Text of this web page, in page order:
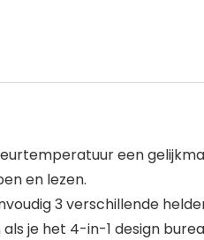
een
en lezen.
3 verschillende
je het 4-in-1 design